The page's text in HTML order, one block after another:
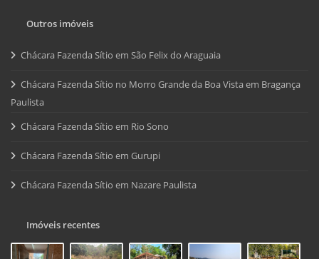
Outros imóveis
Chácara Fazenda Sítio em São Felix do Araguaia
Chácara Fazenda Sítio no Morro Grande da Boa Vista em Bragança
Paulista
Chácara Fazenda Sítio em Rio Sono
Chácara Fazenda Sítio em Gurupi
Chácara Fazenda Sítio em Nazare Paulista
Imóveis recentes